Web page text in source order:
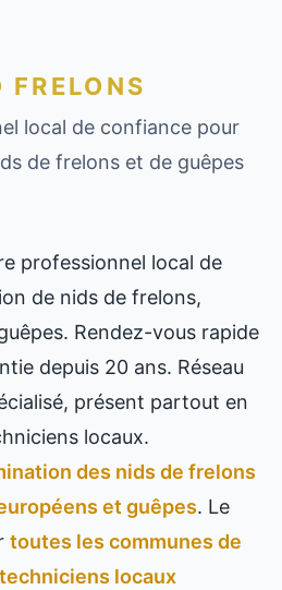
FRELONS
local de confiance pour
de frelons et de guêpes
professionnel local de
de nids de frelons,
Rendez-vous rapide
depuis 20 ans. Réseau
présent partout en
locaux.
des nids de frelons
et guêpes. Le
toutes les communes de
techniciens locaux